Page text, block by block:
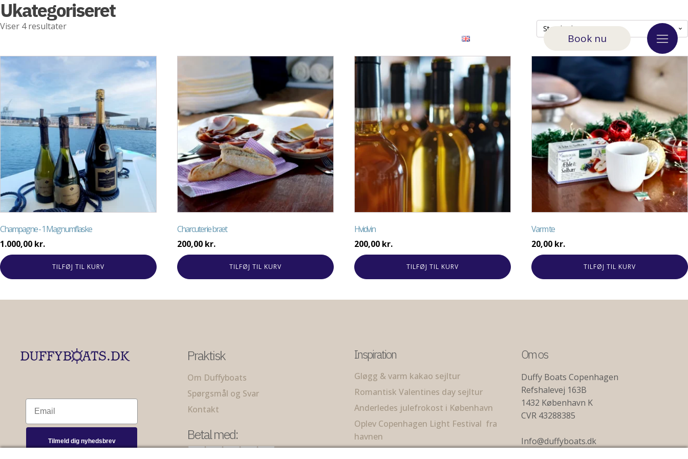
Book nu
Ukategoriseret
Viser 4 resultater
Champagne - 1 Magnumflaske
1.000,00 kr.
TILFØJ TIL KURV
Charcuterie bræt
200,00 kr.
TILFØJ TIL KURV
Hvidvin
200,00 kr.
TILFØJ TIL KURV
Varm te
20,00 kr.
TILFØJ TIL KURV
Email
Tilmeld dig nyhedsbrev
Praktisk
Om Duffyboats
Spørgsmål og Svar
Kontakt
Betal med:
Inspiration
Gløgg & varm kakao sejltur
Romantisk Valentines day sejltur
Anderledes julefrokost i København
Oplev Copenhagen Light Festival fra
havnen
Om os
Duffy Boats Copenhagen
Refshalevej 163B
1432 København K
CVR 43288385
Info@duffyboats.dk